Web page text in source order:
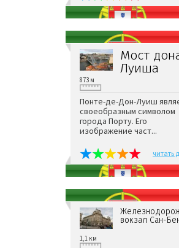
Мост
Луиша
873 м
Понте-де-Дон-Луиш
своеобразным символом
города Порту. Его
изображение част...
читать
вокзал Сан-
1,1 км